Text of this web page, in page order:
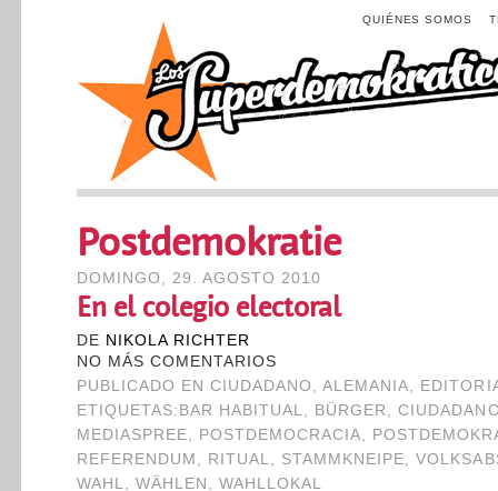
QUIÉNES SOMOS
Postdemokratie
DOMINGO, 29. AGOSTO 2010
En el colegio electoral
DE NIKOLA RICHTER
NO MÁS COMENTARIOS
PUBLICADO EN CIUDADANO ,ALEMANIA,
ETIQUETAS: BAR HABITUAL, BÜRGER ,
MEDIASPREE, POSTDEMOCRACIA,
REFERENDUM , RITUAL, STAMMKNEIPE,
WAHL, WÄHLEN , WAHLLOKAL